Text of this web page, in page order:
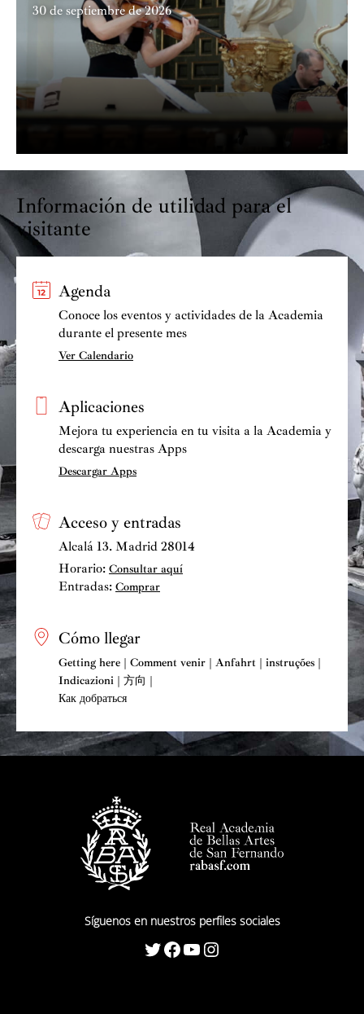
30 de septiembre de 2026
Información de utilidad para el
visitante
Agenda
Conoce los eventos y actividades de la Academia
durante el presente mes
Ver Calendario
Aplicaciones
Mejora tu experiencia en tu visita a la Academia y
descarga nuestras Apps
Descargar Apps
Acceso y entradas
Alcalá 13. Madrid 28014
Horario: Consultar aquí
Entradas: Comprar
Cómo llegar
Getting here | Comment venir | Anfahrt | instruções |
Indicazioni | 方向 |
Как добраться
Síguenos en nuestros perfiles sociales
Twitter Facebook YouTube Instagram